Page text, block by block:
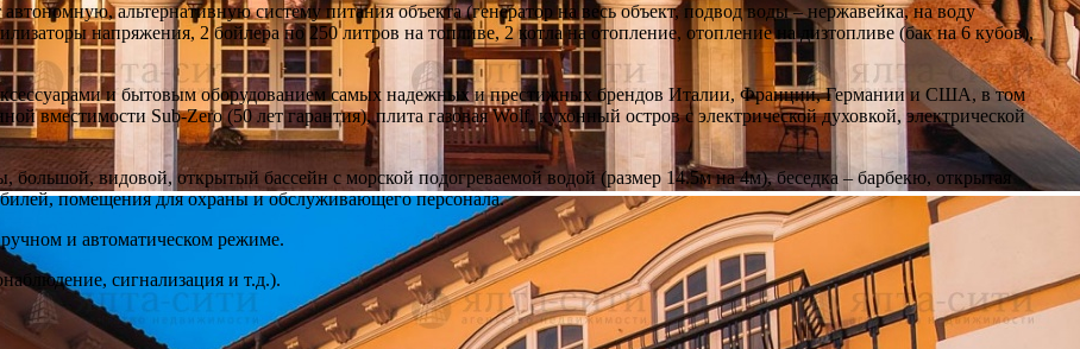
альтернативную систему питания объекта (генератор на весь объект, подвод воды – нержавейка, на воду
напряжения, 2 бойлера по 250 литров на топливе, 2 котла на отопление, отопление на дизтопливе (бак на 6 кубов),
и бытовым оборудованием самых надежных и престижных брендов Италии, Франции, Германии и США, в том
Sub-Zero (50 лет гарантия), плита газовая Wolf, кухонный остров с электрической духовкой, электрической
видовой, открытый бассейн с морской подогреваемой водой (размер 14.5м на 4м), беседка – барбекю, открытая
помещения для охраны и обслуживающего персонала.
и автоматическом режиме.
сигнализация и т.д.).